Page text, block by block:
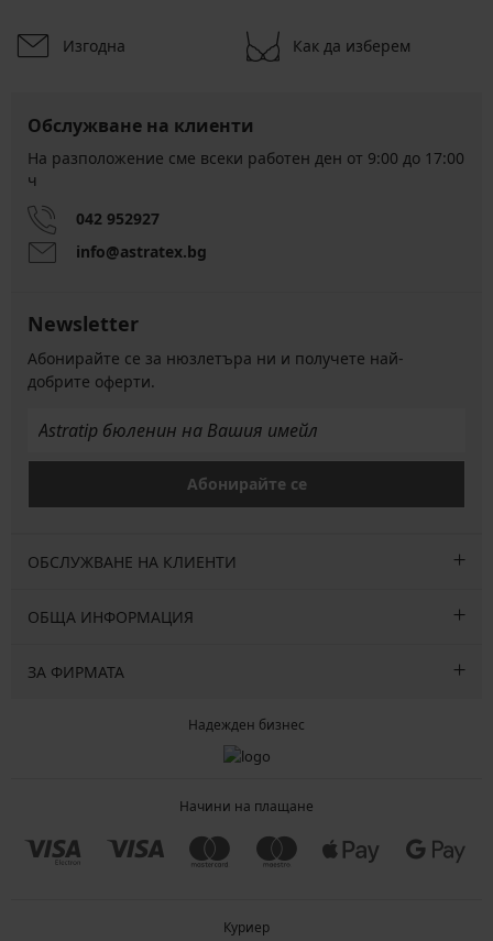
Изгодна Как да изберем
Обслужване на клиенти
На разположение сме всеки работен ден от 9:00 до 17:00
ч
042 952927
info@astratex.bg
Newsletter
Абонирайте се за нюзлетъра ни и получете най-
добрите оферти.
Абонирайте се
ОБСЛУЖВАНЕ НА КЛИЕНТИ
ОБЩА ИНФОРМАЦИЯ
ЗА ФИРМАТА
Надежден бизнес
Начини на плащане
Куриер